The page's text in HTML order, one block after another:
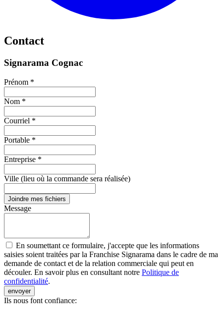
Contact
Signarama Cognac
Prénom *
Nom *
Courriel *
Portable *
Entreprise *
Ville (lieu où la commande sera réalisée)
Joindre mes fichiers
Message
En soumettant ce formulaire, j'accepte que les informations
saisies soient traitées par la Franchise Signarama dans le cadre de ma
demande de contact et de la relation commerciale qui peut en
découler. En savoir plus en consultant notre Politique de
confidentialité.
envoyer
Ils nous font confiance: